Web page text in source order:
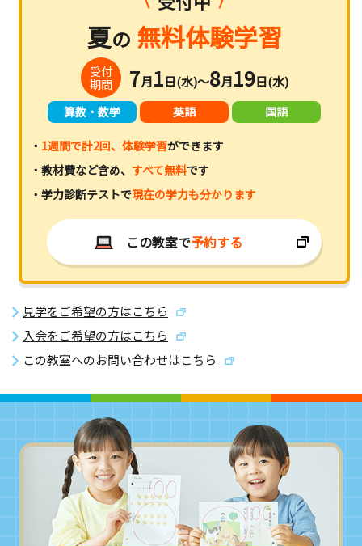
夏の 無料体験学習
受付
期間
7月1日(水)～8月19日(水)
算数・数学 英語 国語
・ 1週間で計2回、体験学習ができます
・教材費など含め、 すべて無料です
・学力診断テストで現在の学力も分かります
この教室で予約する
見学をご希望の方はこちら
入会をご希望の方はこちら
この教室へのお問い合わせはこちら